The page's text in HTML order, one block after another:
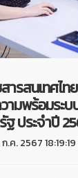
ารสนเทศไ
มพร้อมระบ
ฐ ประจำปี
.ค. 2567 18:19:19